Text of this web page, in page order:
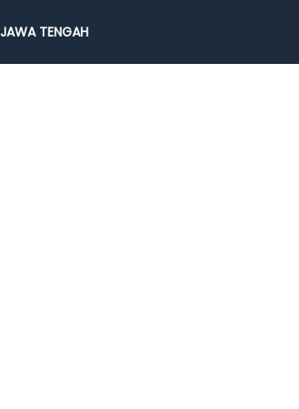
TENGAH